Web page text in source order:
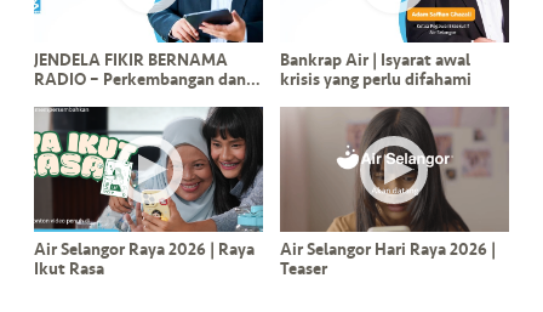
JENDELA FIKIR BERNAMA
RADIO – Perkembangan dan
Selangor
Bankrap Air | Isyarat awal
krisis yang perlu difahami
Air Selangor Raya 2026 | Raya
Ikut Rasa
Air Selangor Hari Raya 2026 |
Teaser